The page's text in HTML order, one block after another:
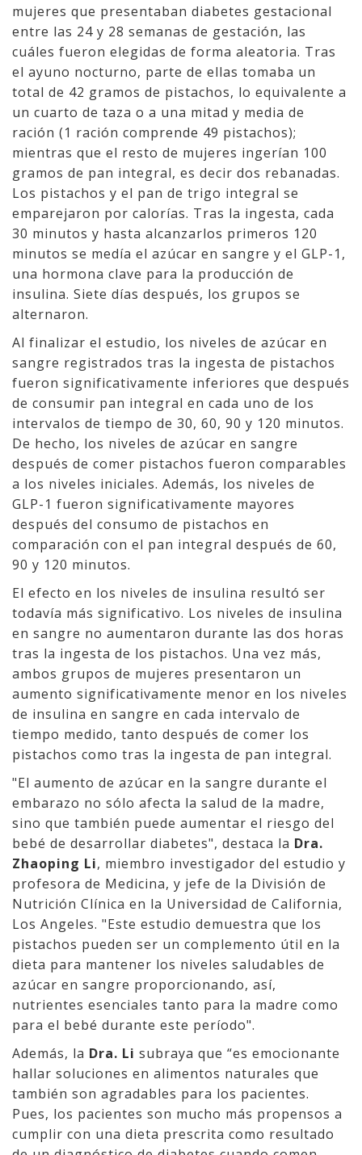
mujeres que presentaban diabetes gestacional
entre las 24 y 28 semanas de gestación, las
cuáles fueron elegidas de forma aleatoria. Tras
el ayuno nocturno, parte de ellas tomaba un
total de 42 gramos de pistachos, lo equivalente a
un cuarto de taza o a una mitad y media de
ración (1 ración comprende 49 pistachos);
mientras que el resto de mujeres ingerían 100
gramos de pan integral, es decir dos rebanadas.
Los pistachos y el pan de trigo integral se
emparejaron por calorías. Tras la ingesta, cada
30 minutos y hasta alcanzarlos primeros 120
minutos se medía el azúcar en sangre y el GLP-1,
una hormona clave para la producción de
insulina. Siete días después, los grupos se
alternaron.
Al finalizar el estudio, los niveles de azúcar en
sangre registrados tras la ingesta de pistachos
fueron significativamente inferiores que después
de consumir pan integral en cada uno de los
intervalos de tiempo de 30, 60, 90 y 120 minutos.
De hecho, los niveles de azúcar en sangre
después de comer pistachos fueron comparables
a los niveles iniciales. Además, los niveles de
GLP-1 fueron significativamente mayores
después del consumo de pistachos en
comparación con el pan integral después de 60,
90 y 120 minutos.
El efecto en los niveles de insulina resultó ser
todavía más significativo. Los niveles de insulina
en sangre no aumentaron durante las dos horas
tras la ingesta de los pistachos. Una vez más,
ambos grupos de mujeres presentaron un
aumento significativamente menor en los niveles
de insulina en sangre en cada intervalo de
tiempo medido, tanto después de comer los
pistachos como tras la ingesta de pan integral.
"El aumento de azúcar en la sangre durante el
embarazo no sólo afecta la salud de la madre,
sino que también puede aumentar el riesgo del
bebé de desarrollar diabetes", destaca la Dra.
Zhaoping Li, miembro investigador del estudio y
profesora de Medicina, y jefe de la División de
Nutrición Clínica en la Universidad de California,
Los Angeles. "Este estudio demuestra que los
pistachos pueden ser un complemento útil en la
dieta para mantener los niveles saludables de
azúcar en sangre proporcionando, así,
nutrientes esenciales tanto para la madre como
para el bebé durante este período".
Además, la Dra. Li subraya que “es emocionante
hallar soluciones en alimentos naturales que
también son agradables para los pacientes.
Pues, los pacientes son mucho más propensos a
cumplir con una dieta prescrita como resultado